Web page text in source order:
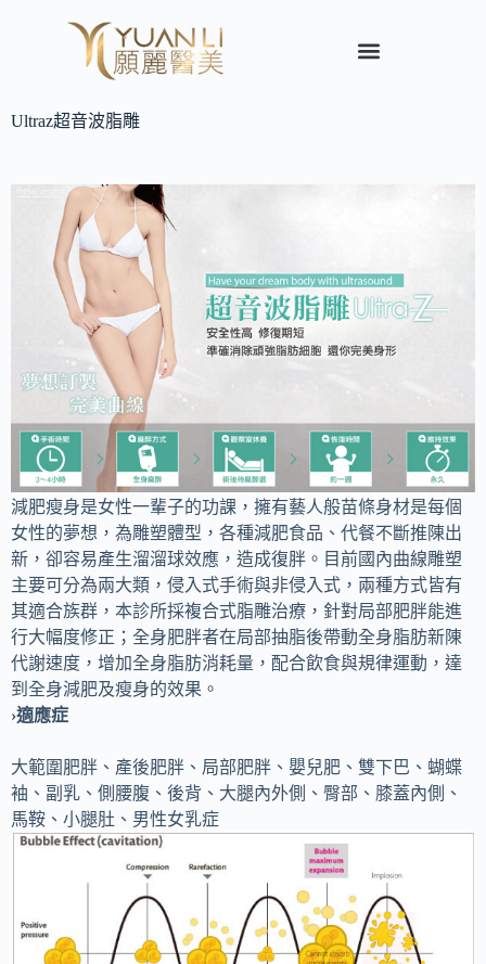
Ultraz超音波脂雕
減肥瘦身是女性一輩子的功課，擁有藝人般苗條身材是每個
女性的夢想，為雕塑體型，各種減肥食品、代餐不斷推陳出
新，卻容易產生溜溜球效應，造成復胖。目前國內曲線雕塑
主要可分為兩大類，侵入式手術與非侵入式，兩種方式皆有
其適合族群，本診所採複合式脂雕治療，針對局部肥胖能進
行大幅度修正；全身肥胖者在局部抽脂後帶動全身脂肪新陳
代謝速度，增加全身脂肪消耗量，配合飲食與規律運動，達
到全身減肥及瘦身的效果。
›適應症
大範圍肥胖、產後肥胖、局部肥胖、嬰兒肥、雙下巴、蝴蝶
袖、副乳、側腰腹、後背、大腿內外側、臀部、膝蓋內側、
馬鞍、小腿肚、男性女乳症